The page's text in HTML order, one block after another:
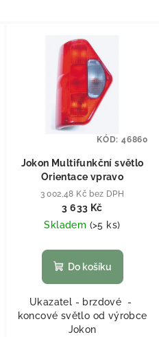
Jokon Multifunkční světlo
Orientace vpravo
3 002,48 Kč bez DPH
3 633 Kč
Skladem (>5 ks)
Do košíku
Ukazatel - brzdové -
koncové světlo od výrobce
Jokon
KÓD: 46860